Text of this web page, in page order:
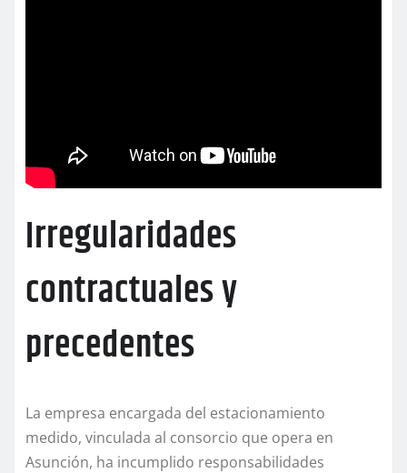
Irregularidades
contractuales y
precedentes
La empresa encargada del estacionamiento
medido, vinculada al consorcio que opera en
Asunción, ha incumplido responsabilidades